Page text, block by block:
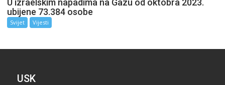
U izraelskim napadima na Gazu od oktobra 2023.
ubijene 73.384 osobe
Svijet Vijesti
USK